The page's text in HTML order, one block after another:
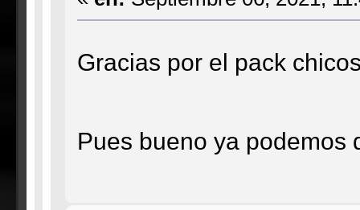
Gracias por el pack
Pues bueno ya